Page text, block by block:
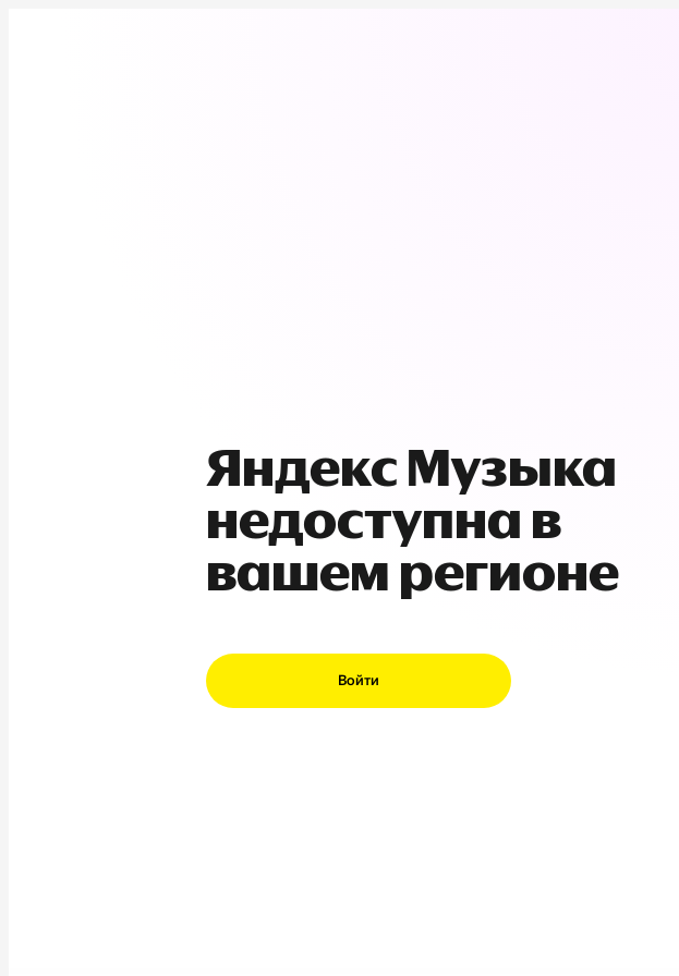
Яндекс Музыка
недоступна в
вашем регионе
Войти